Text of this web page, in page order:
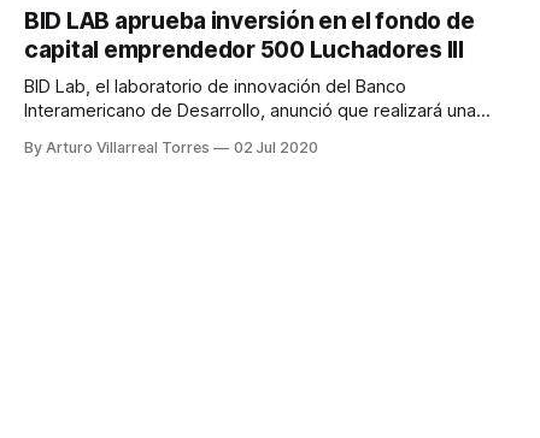
BID LAB aprueba inversión en el fondo de
capital emprendedor 500 Luchadores III
BID Lab, el laboratorio de innovación del Banco
Interamericano de Desarrollo, anunció que realizará una
emprendedor enfocado en startups tecnológicas de fases
By Arturo Villarreal Torres 02 Jul 2020